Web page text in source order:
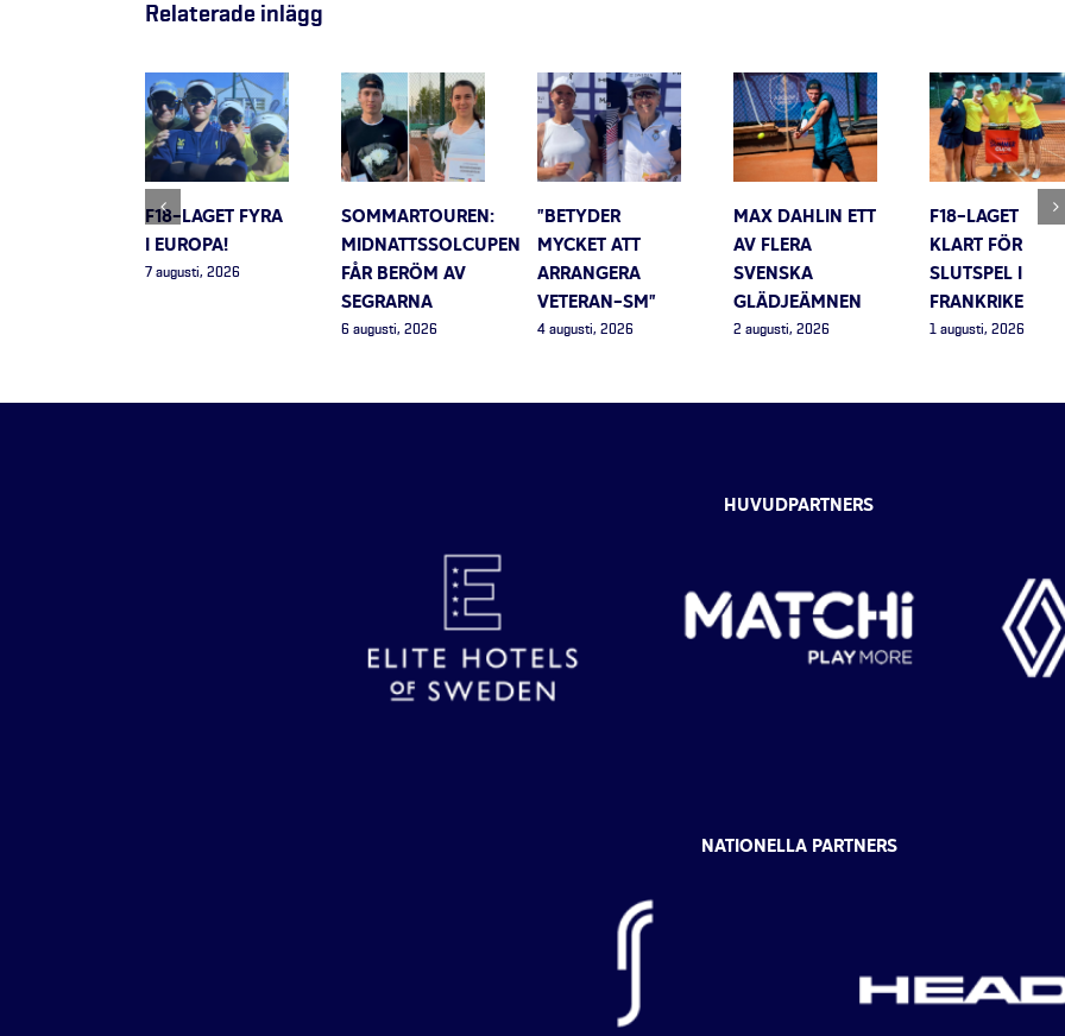
Relaterade inlägg
F18-LAGET FYRA
I EUROPA!
7 augusti, 2026
SOMMARTOUREN:
MIDNATTSSOLCUPEN
FÅR BERÖM AV
SEGRARNA
6 augusti, 2026
”BETYDER
MYCKET ATT
ARRANGERA
VETERAN-SM”
4 augusti, 2026
MAX DAHLIN ETT
AV FLERA
SVENSKA
GLÄDJEÄMNEN
2 augusti, 2026
F18-LAGET
KLART FÖR
SLUTSPEL I
FRANKRIKE
1 augusti, 2026
HUVUDPARTNERS
NATIONELLA PARTNERS